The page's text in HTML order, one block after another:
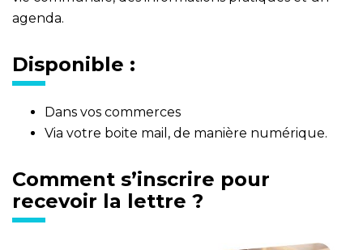
agenda.
Disponible :
Dans vos commerces
Via votre boite mail, de manière numérique.
Comment s’inscrire pour
recevoir la lettre ?